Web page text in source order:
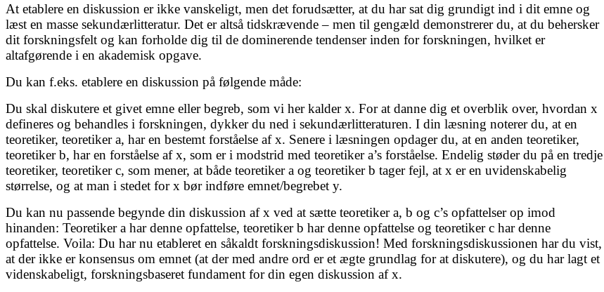
At etablere en diskussion er ikke vanskeligt, men det forudsætter, at du har sat dig grundigt ind i dit emne og
læst en masse sekundærlitteratur. Det er altså tidskrævende – men til gengæld demonstrerer du, at du behersker
dit forskningsfelt og kan forholde dig til de dominerende tendenser inden for forskningen, hvilket er
altafgørende i en akademisk opgave.
Du kan f.eks. etablere en diskussion på følgende måde:
Du skal diskutere et givet emne eller begreb, som vi her kalder x. For at danne dig et overblik over, hvordan x
defineres og behandles i forskningen, dykker du ned i sekundærlitteraturen. I din læsning noterer du, at en
teoretiker, teoretiker a, har en bestemt forståelse af x. Senere i læsningen opdager du, at en anden teoretiker,
teoretiker b, har en forståelse af x, som er i modstrid med teoretiker a’s forståelse. Endelig støder du på en tredje
teoretiker, teoretiker c, som mener, at både teoretiker a og teoretiker b tager fejl, at x er en uvidenskabelig
størrelse, og at man i stedet for x bør indføre emnet/begrebet y.
Du kan nu passende begynde din diskussion af x ved at sætte teoretiker a, b og c’s opfattelser op imod
hinanden: Teoretiker a har denne opfattelse, teoretiker b har denne opfattelse og teoretiker c har denne
opfattelse. Voila: Du har nu etableret en såkaldt forskningsdiskussion! Med forskningsdiskussionen har du vist,
at der ikke er konsensus om emnet (at der med andre ord er et ægte grundlag for at diskutere), og du har lagt et
videnskabeligt, forskningsbaseret fundament for din egen diskussion af x.